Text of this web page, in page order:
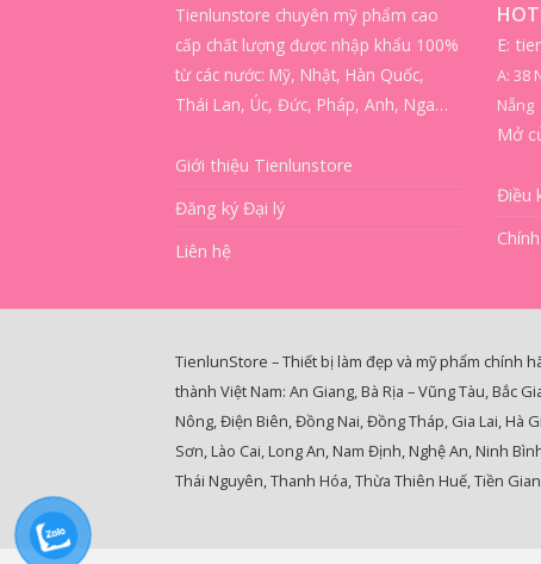
Tienlunstore chuyên mỹ phẩm cao
cấp chất lượng được nhập khẩu 100%
từ các nước: Mỹ, Nhật, Hàn Quốc,
Thái Lan, Úc, Đức, Pháp, Anh, Nga…
Giới thiệu Tienlunstore
Đăng ký Đại lý
Liên hệ
E:
A: 38
Nẵng
Mở
Điều
TienlunStore – Thiết bị làm đẹp và mỹ phẩm chính
thành Việt Nam: An Giang, Bà Rịa – Vũng Tàu, Bắc
Nông, Điện Biên, Đồng Nai, Đồng Tháp, Gia Lai, Hà
Sơn, Lào Cai, Long An, Nam Định, Nghệ An, Ninh
Thái Nguyên, Thanh Hóa, Thừa Thiên Huế, Tiền